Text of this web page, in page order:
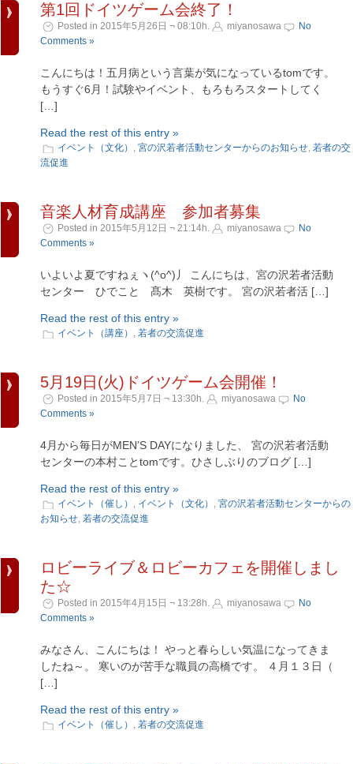
第1回ドイツゲーム会終了！
Posted in 2015年5月26日 ¬ 08:10h. miyanosawa
No
Comments »
こんにちは！五月病という言葉が気になっているtomです。
もうすぐ6月！試験やイベント、もろもろスタートしてく
[…]
Read the rest of this entry »
イベント（文化） , 宮の沢若者活動センターからのお知らせ, 若者の交
流促進
音楽人材育成講座 参加者募集
Posted in 2015年5月12日 ¬ 21:14h. miyanosawa
No
Comments »
いよいよ夏ですねぇヽ(^o^)丿 こんにちは、宮の沢若者活動
センター ひでこと 髙木 英樹です。 宮の沢若者活 […]
Read the rest of this entry »
イベント（講座） , 若者の交流促進
5月19日(火)ドイツゲーム会開催！
Posted in 2015年5月7日 ¬ 13:30h. miyanosawa
No
Comments »
4月から毎日がMEN’S DAYになりました、 宮の沢若者活動
センターの本村ことtomです。ひさしぶりのブログ […]
Read the rest of this entry »
イベント（催し） , イベント（文化） , 宮の沢若者活動センターからの
お知らせ, 若者の交流促進
ロビーライブ＆ロビーカフェを開催しまし
た☆
Posted in 2015年4月15日 ¬ 13:28h. miyanosawa
No
Comments »
みなさん、こんにちは！ やっと春らしい気温になってきま
したね～。 寒いのが苦手な職員の高橋です。 ４月１３日（
[…]
Read the rest of this entry »
イベント（催し） , 若者の交流促進